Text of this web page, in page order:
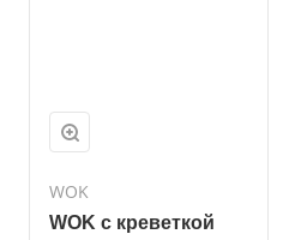
WOK
WOK с креветкой